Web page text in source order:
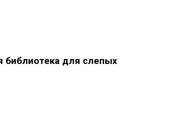
библиотека для слепых